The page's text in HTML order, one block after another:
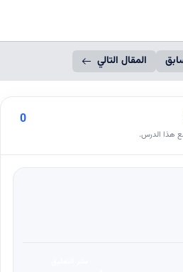
المقال التالي
هذا الدرس.
0